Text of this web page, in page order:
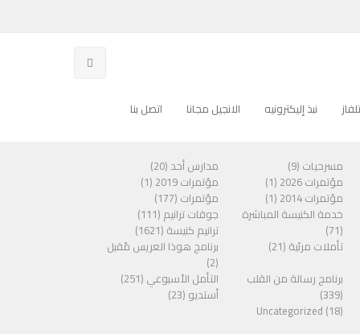
نبذ إليكترونيه الانجيل مجانا اتصل بنا الفئات
مسرحيات (9)
مدارس أحد (20)
مؤتمرات 2026 (1)
مؤتمرات 2019 (1)
مؤتمرات 2014 (1)
مؤتمرات (177)
خدمة الكنيسة المباشرة
(71)
جوقات ترانيم (111)
ترانيم كنيسة (1621)
تأملات مرئية (21)
برنامج هوذا العريس مًقبل
(2)
برنامج رسالة من القلب
(339)
التأمل الأسبوعي (251)
أستديو (23)
Uncategorized (18)